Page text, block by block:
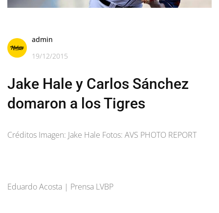
admin
19/12/2015
Jake Hale y Carlos Sánchez
domaron a los Tigres
Créditos Imagen: Jake Hale Fotos: AVS PHOTO REPORT
Eduardo Acosta | Prensa LVBP